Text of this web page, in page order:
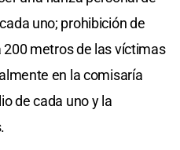
uno; prohibición de
metros de las víctimas
en la comisaría
de cada uno y la